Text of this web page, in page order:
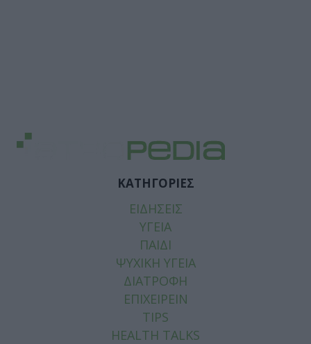
ΚΑΤΗΓΟΡΙΕΣ
ΕΙΔΗΣΕΙΣ
ΥΓΕΙΑ
ΠΑΙΔΙ
ΨΥΧΙΚΗ ΥΓΕΙΑ
ΔΙΑΤΡΟΦΗ
ΕΠΙΧΕΙΡΕΙΝ
TIPS
HEALTH TALKS